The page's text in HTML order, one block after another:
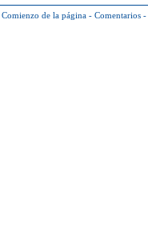
Comienzo de la página - Comentarios -